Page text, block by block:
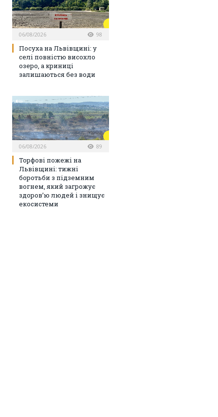
06/08/2026 98
Посуха на Львівщині: у
селі повністю висохло
озеро, а криниці
залишаються без води
06/08/2026 89
Торфові пожежі на
Львівщині: тижні
боротьби з підземним
вогнем, який загрожує
здоров’ю людей і знищує
екосистеми